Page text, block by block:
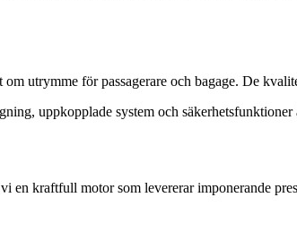
utrymme för passagerare och bagage. De
uppkopplade system och
en kraftfull motor som levererar imponerande